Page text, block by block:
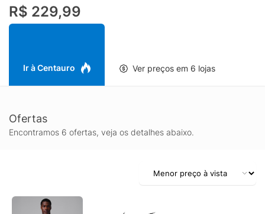
R$ 229,99
Ir à Centauro Ver preços em 6 lojas
Ofertas
Encontramos 6 ofertas, veja os detalhes abaixo.